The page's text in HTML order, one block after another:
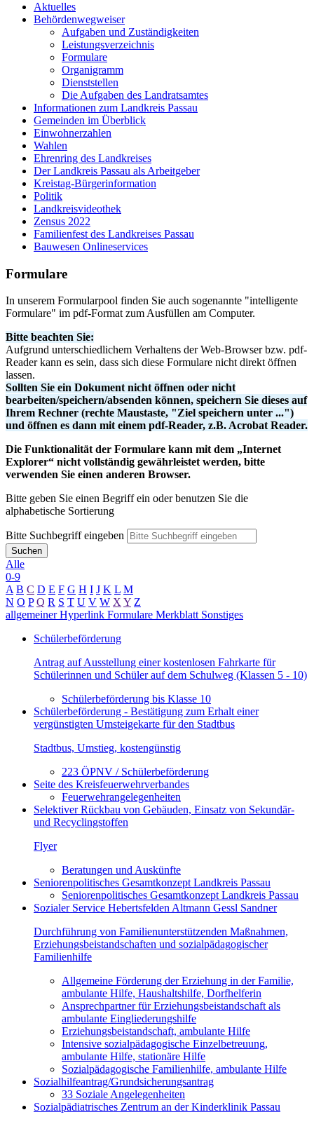
Aktuelles
Behördenwegweiser
Aufgaben und Zuständigkeiten
Leistungsverzeichnis
Formulare
Organigramm
Dienststellen
Die Aufgaben des Landratsamtes
Informationen zum Landkreis Passau
Gemeinden im Überblick
Einwohnerzahlen
Wahlen
Ehrenring des Landkreises
Der Landkreis Passau als Arbeitgeber
Kreistag-Bürgerinformation
Politik
Landkreisvideothek
Zensus 2022
Familienfest des Landkreises Passau
Bauwesen Onlineservices
Formulare
In unserem Formularpool finden Sie auch sogenannte "intelligente
Formulare" im pdf-Format zum Ausfüllen am Computer.
Bitte beachten Sie:
Aufgrund unterschiedlichem Verhaltens der Web-Browser bzw. pdf-
Reader kann es sein, dass sich diese Formulare nicht direkt öffnen
lassen.
Sollten Sie ein Dokument nicht öffnen oder nicht
bearbeiten/speichern/absenden können, speichern Sie dieses auf
Ihrem Rechner (rechte Maustaste, "Ziel speichern unter ...")
und öffnen es dann mit einem pdf-Reader, z.B. Acrobat Reader.
Die Funktionalität der Formulare kann mit dem „Internet
Explorer“ nicht vollständig gewährleistet werden, bitte
verwenden Sie einen anderen Browser.
Bitte geben Sie einen Begriff ein oder benutzen Sie die
alphabetische Sortierung
Bitte Suchbegriff eingeben
Suchen
Alle
0-9
A B C D E F G H I J K L M
N O P Q R S T U V W XY Z
allgemeiner Hyperlink Formulare Merkblatt Sonstiges
Schülerbeförderung
Antrag auf Ausstellung einer kostenlosen Fahrkarte für
Schülerinnen und Schüler auf dem Schulweg (Klassen 5 - 10)
Schülerbeförderung bis Klasse 10
Schülerbeförderung - Bestätigung zum Erhalt einer
vergünstigten Umsteigekarte für den Stadtbus
Stadtbus, Umstieg, kostengünstig
223 ÖPNV / Schülerbeförderung
Seite des Kreisfeuerwehrverbandes
Feuerwehrangelegenheiten
Selektiver Rückbau von Gebäuden, Einsatz von Sekundär-
und Recyclingstoffen
Flyer
Beratungen und Auskünfte
Seniorenpolitisches Gesamtkonzept Landkreis Passau
Seniorenpolitisches Gesamtkonzept Landkreis Passau
Sozialer Service Hebertsfelden Altmann Gessl Sandner
Durchführung von Familienunterstützenden Maßnahmen,
Erziehungsbeistandschaften und sozialpädagogischer
Familienhilfe
Allgemeine Förderung der Erziehung in der Familie,
ambulante Hilfe, Haushaltshilfe, Dorfhelferin
Ansprechpartner für Erziehungsbeistandschaft als
ambulante Eingliederungshilfe
Erziehungsbeistandschaft, ambulante Hilfe
Intensive sozialpädagogische Einzelbetreuung,
ambulante Hilfe, stationäre Hilfe
Sozialpädagogische Familienhilfe, ambulante Hilfe
Sozialhilfeantrag/Grundsicherungsantrag
33 Soziale Angelegenheiten
Sozialpädiatrisches Zentrum an der Kinderklinik Passau